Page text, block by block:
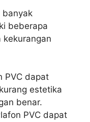
banyak
beberapa
kekurangan
PVC dapat
estetika
benar.
PVC dapat